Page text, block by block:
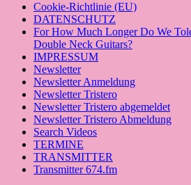
Cookie-Richtlinie (EU)
DATENSCHUTZ
For How Much Longer Do We
Double Neck Guitars?
IMPRESSUM
Newsletter
Newsletter Anmeldung
Newsletter Tristero
Newsletter Tristero abgemeldet
Newsletter Tristero Abmeldung
Search Videos
TERMINE
TRANSMITTER
Transmitter 674.fm